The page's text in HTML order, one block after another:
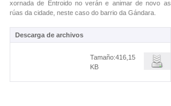
xornada de Entroido no verán e animar de novo as
rúas da cidade, neste caso do barrio da Gándara.
Descarga de archivos
Tamaño:416,15
KB